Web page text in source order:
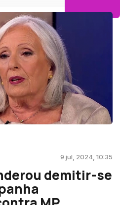
9 jul, 2024, 10:35
demitir-se